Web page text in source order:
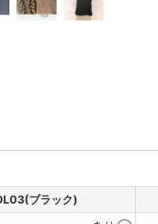
ブラック)